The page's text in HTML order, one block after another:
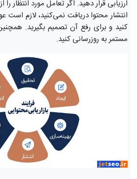
ارزیابی قرار دهید. اگر تعامل مورد انتظار
انتشار محتوا دریافت نمی‌کنید، لازم
کنید و برای رفع آن تصمیم بگیرید.
مستمر به روزرسانی کنید.